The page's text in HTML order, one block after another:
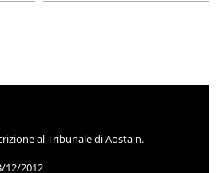
al Tribunale di Aosta n.
12/2012